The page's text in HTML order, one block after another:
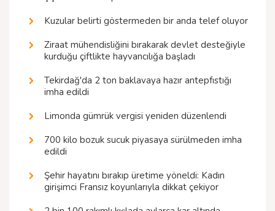
Kuzular belirti göstermeden bir anda telef oluyor
Ziraat mühendisliğini bırakarak devlet desteğiyle
kurduğu çiftlikte hayvancılığa başladı
Tekirdağ'da 2 ton baklavaya hazır antepfıstığı
imha edildi
Limonda gümrük vergisi yeniden düzenlendi
700 kilo bozuk sucuk piyasaya sürülmeden imha
edildi
Şehir hayatını bırakıp üretime yöneldi: Kadın
girişimci Fransız koyunlarıyla dikkat çekiyor